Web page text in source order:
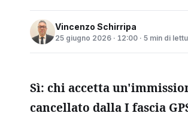
Vincenzo Schirripa
25 giugno 2026 · 12:00 · 5 min di
Sì: chi accetta
cancellato dalla I fascia